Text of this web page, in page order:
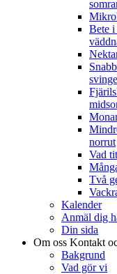
Bete i
norrut
Vad
Två
Kalender
Anmäl dig
Din sida
Om oss Kontakt
Bakgrund
Vad gör vi